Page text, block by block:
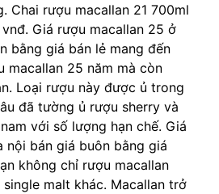
Chai rượu macallan 21 700ml
Giá rượu macallan 25 ở
bằng giá bán lẻ mang đến
macallan 25 năm mà còn
Loại rượu này được ủ trong
đã tường ủ rượu sherry và
với số lượng hạn chế. Giá
nội bán giá buôn bằng giá
không chỉ rượu macallan
malt khác. Macallan trở